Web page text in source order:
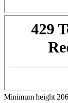
Minimum height